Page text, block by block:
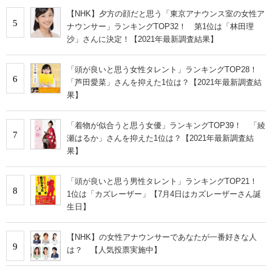
5
【NHK】夕方の顔だと思う「東京アナウンス室の女性ア
ナウンサー」ランキングTOP32！ 第1位は「林田理
沙」さんに決定！【2021年最新調査結果】
6
「頭が良いと思う女性タレント」ランキングTOP28！
「芦田愛菜」さんを抑えた1位は？【2021年最新調査結
果】
7
「着物が似合うと思う女優」ランキングTOP39！ 「綾
瀬はるか」さんを抑えた1位は？【2021年最新調査結
果】
8
「頭が良いと思う男性タレント」ランキングTOP21！
1位は「カズレーザー」【7月4日はカズレーザーさん誕
生日】
9
【NHK】の女性アナウンサーであなたが一番好きな人
は？ 【人気投票実施中】